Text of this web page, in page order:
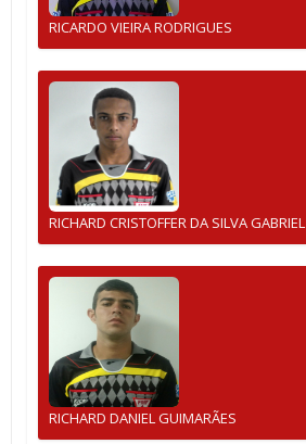
RICARDO VIEIRA RODRIGUES
RICHARD CRISTOFFER DA SILVA GABRIEL
RICHARD DANIEL GUIMARÃES